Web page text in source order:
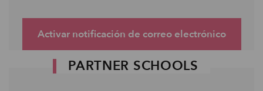
Activar notificación de correo electrónico
PARTNER SCHOOLS